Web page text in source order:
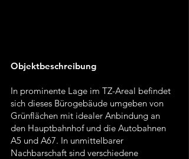
Objektbeschreibung
In prominente Lage im TZ-Areal befindet
sich dieses Bürogebäude umgeben von
Grünflächen mit idealer Anbindung an
den Hauptbahnhof und die Autobahnen
A5 und A67. In unmittelbarer
Nachbarschaft sind verschiedene